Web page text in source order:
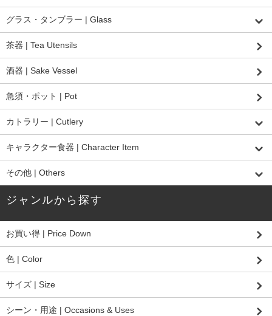
グラス・タンブラー | Glass
茶器 | Tea Utensils
酒器 | Sake Vessel
急須・ポット | Pot
カトラリー | Cutlery
キャラクター食器 | Character Item
その他 | Others
ジャンルから探す
お買い得 | Price Down
色 | Color
サイズ | Size
シーン・用途 | Occasions & Uses